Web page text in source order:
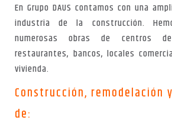
En Grupo DAUS contamos con una
industria de la construcción.
numerosas obras de centros
restaurantes, bancos, locales
vivienda.
Construcción, remodelación
de: